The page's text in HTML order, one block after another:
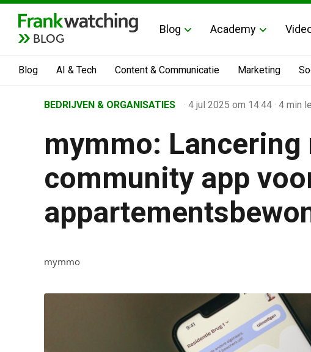
BLOG
Blog Academy
Blog AI & Tech Content & Communicatie Marketing
Business Channel
›
mymmo: Lancering nieuwe community app voor
BEDRIJVEN & ORGANISATIES · 4 jul 2025 om 14:44 · 4 min
mymmo: Lancering
community app
mymmo